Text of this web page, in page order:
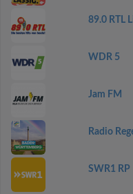
89.0 RTL
WDR 5
Jam FM
Radio
SWR1 RP